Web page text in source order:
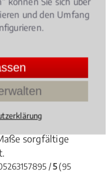
von ihrer
Voraussetzungen
Cannabis-Therapie
Gerichtsurteil aber
Arzt eine
sorgfältige
/5(95
und den Umfang